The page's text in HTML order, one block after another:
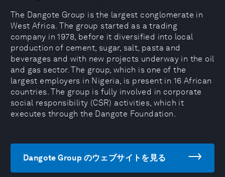
The Dangote Group is the largest conglomerate in
West Africa. The group started as a trading
company in 1978, before it diversified into local
production of cement, sugar, salt, pasta and
beverages and with new projects underway in the oil
and gas sector. The group, which is one of the
largest employers in Nigeria, is present in 16 African
countries. The group is fully involved in corporate
social responsibility (CSR) activities, which it
executes through the Dangote Foundation.
Dangote Group のウェブサイトを見る